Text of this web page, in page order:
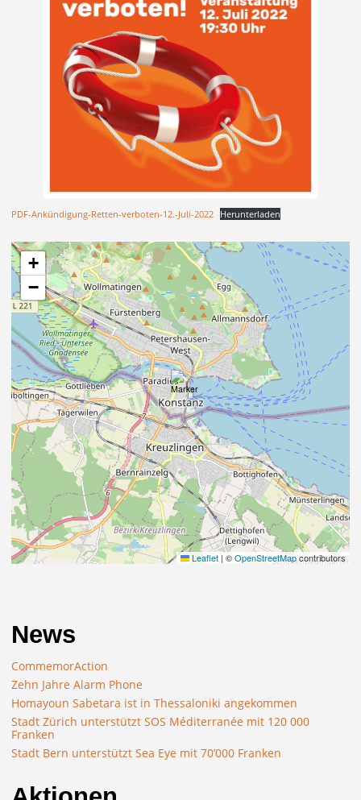
PDF-Ankündigung-Retten-verboten-12.-Juli-2022 Herunterladen
+
−
Leaflet | ©OpenStreetMapcontributors
News
CommemorAction
Zehn Jahre Alarm Phone
Homayoun Sabetara ist in Thessaloniki angekommen
Stadt Zürich unterstützt SOS Méditerranée mit 120 000
Franken
Stadt Bern unterstützt Sea Eye mit 70’000 Franken